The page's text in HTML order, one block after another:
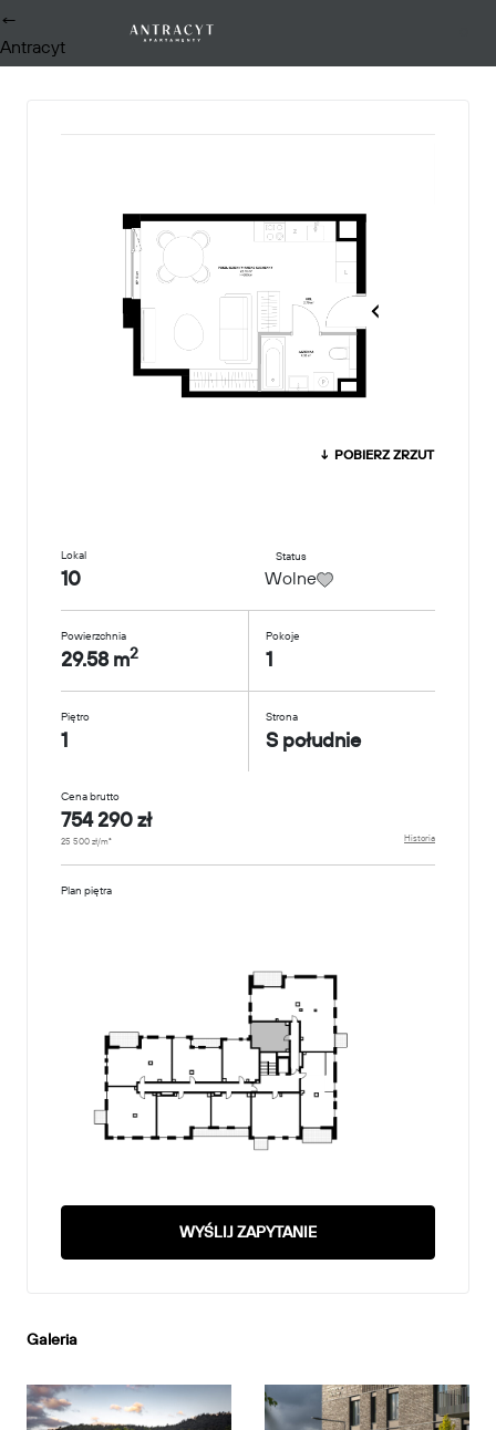
←
Antracyt
↓ POBIERZ ZRZUT
Lokal
10
Status
Wolne
Powierzchnia
29.58 m2
Pokoje
1
Piętro
1
Strona
S południe
Cena brutto
754 290 zł
25 500 zł/m² Historia
Plan piętra
WYŚLIJ ZAPYTANIE
Galeria